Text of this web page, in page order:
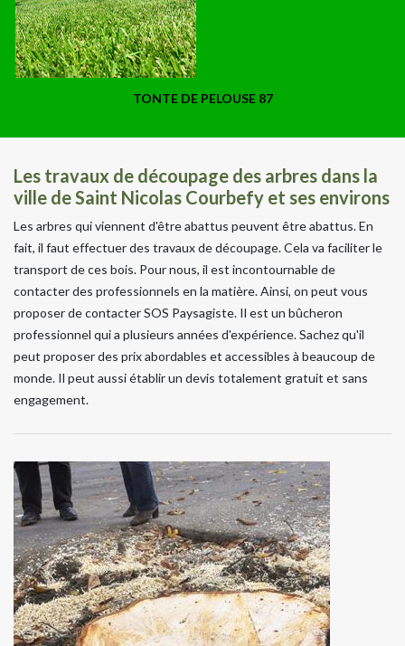
TONTE DE PELOUSE 87
Les travaux de découpage des arbres dans la
ville de Saint Nicolas Courbefy et ses environs
Les arbres qui viennent d'être abattus peuvent être abattus. En
fait, il faut effectuer des travaux de découpage. Cela va faciliter le
transport de ces bois. Pour nous, il est incontournable de
contacter des professionnels en la matière. Ainsi, on peut vous
proposer de contacter SOS Paysagiste. Il est un bûcheron
professionnel qui a plusieurs années d'expérience. Sachez qu'il
peut proposer des prix abordables et accessibles à beaucoup de
monde. Il peut aussi établir un devis totalement gratuit et sans
engagement.